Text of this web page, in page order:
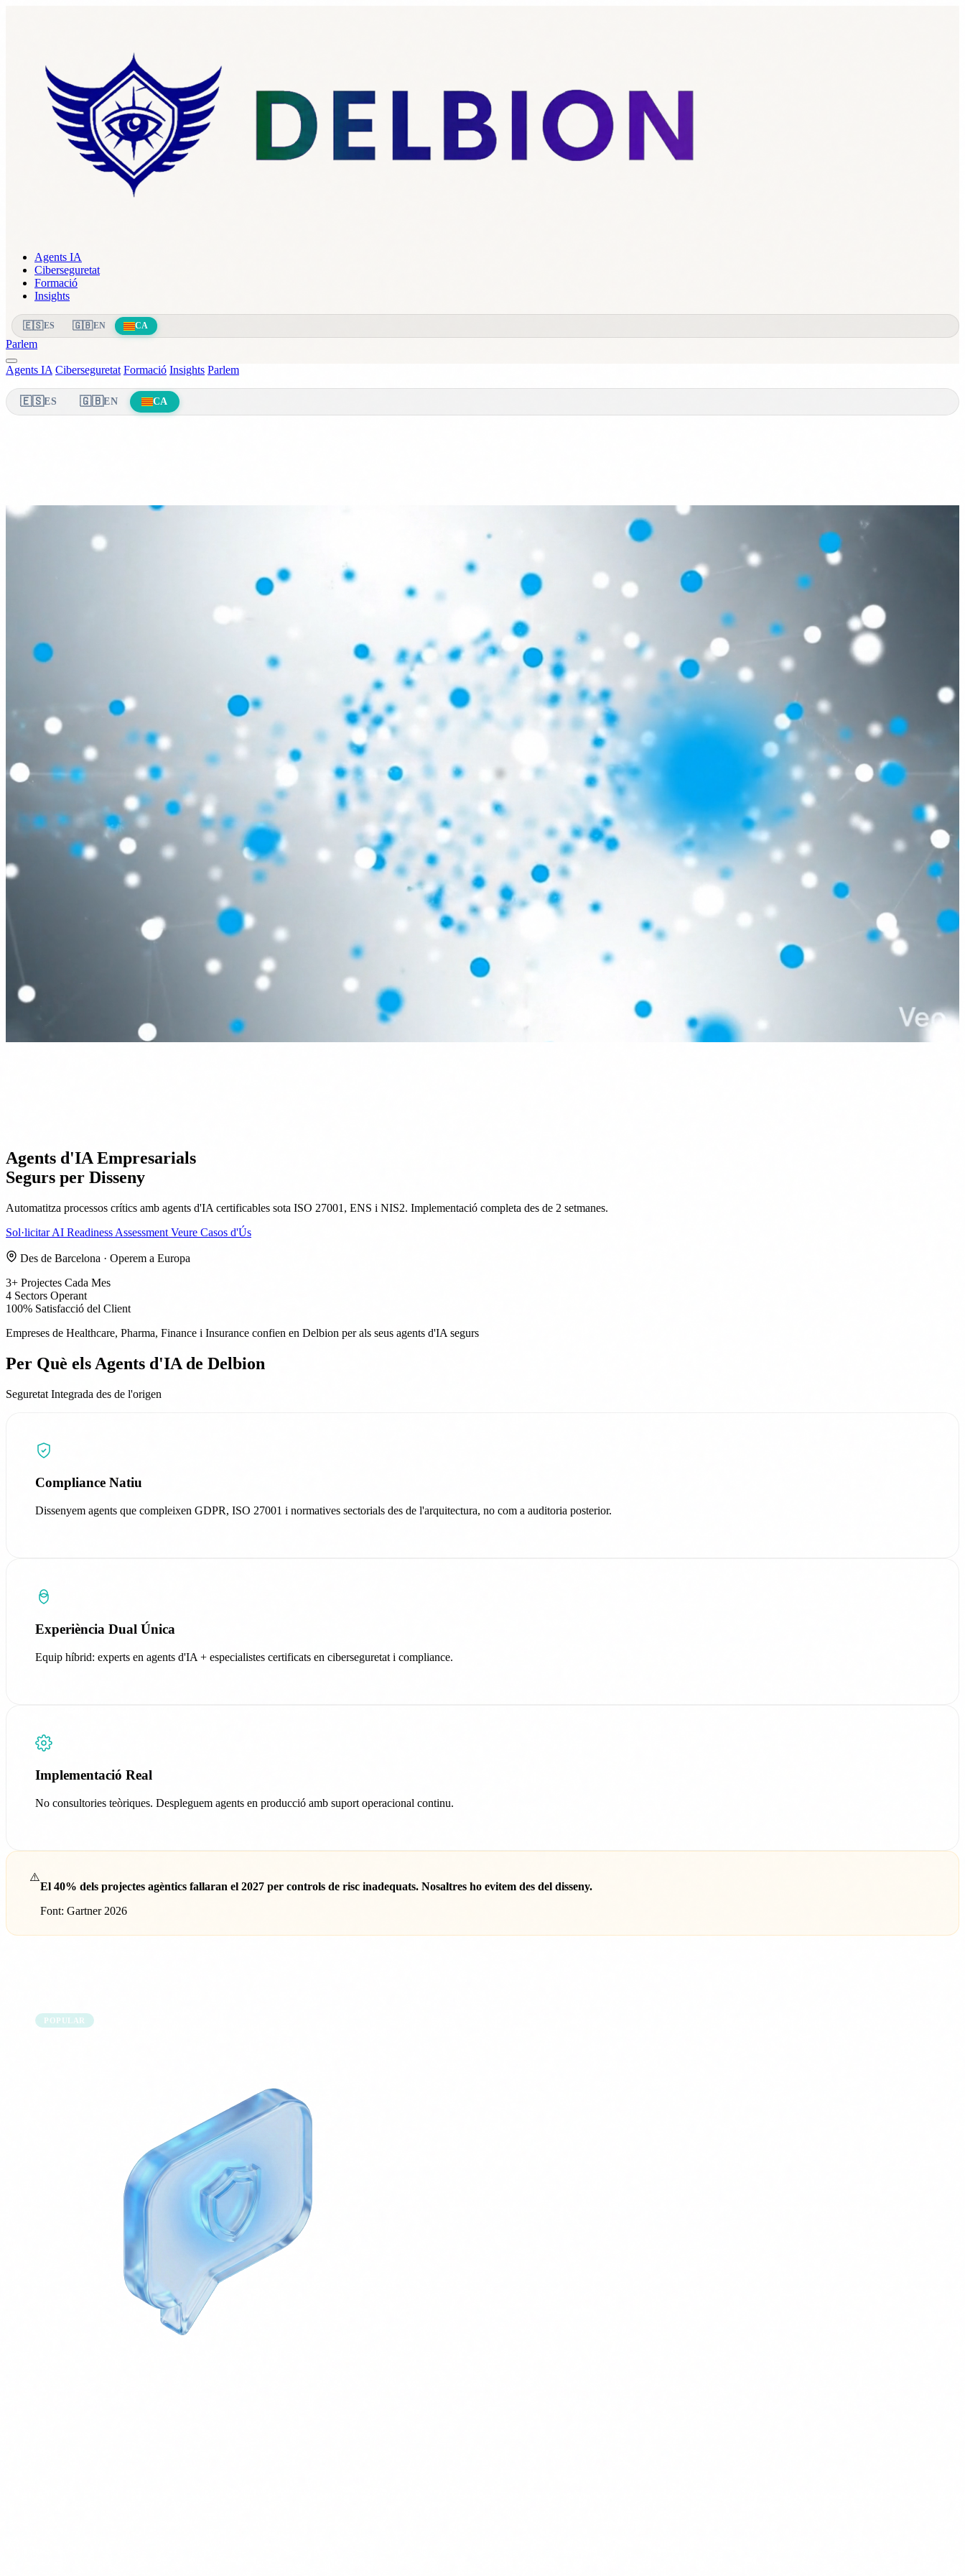
Agents IA
Ciberseguretat
Formació
Insights
🇪🇸ES 🇬🇧EN CA
Parlem
Agents IA Ciberseguretat Formació Insights Parlem
🇪🇸ES 🇬🇧EN CA
Agents d'IA Empresarials
Segurs per Disseny
Automatitza processos crítics amb agents d'IA certificables sota ISO 27001, ENS i NIS2. Implementació completa des de 2 setmanes.
Sol·licitar AI Readiness Assessment Veure Casos d'Ús
Des de Barcelona · Operem a Europa
3+ Projectes Cada Mes
4 Sectors Operant
100% Satisfacció del Client
Empreses de Healthcare, Pharma, Finance i Insurance confien en Delbion per als seus agents d'IA segurs
Per Què els Agents d'IA de Delbion
Seguretat Integrada des de l'origen
Compliance Natiu
Dissenyem agents que compleixen GDPR, ISO 27001 i normatives sectorials des de l'arquitectura, no com a auditoria posterior.
Experiència Dual Única
Equip híbrid: experts en agents d'IA + especialistes certificats en ciberseguretat i compliance.
Implementació Real
No consultories teòriques. Despleguem agents en producció amb suport operacional continu.
⚠️
El 40% dels projectes agèntics fallaran el 2027 per controls de risc inadequats. Nosaltres ho evitem des del disseny.
Font: Gartner 2026
POPULAR